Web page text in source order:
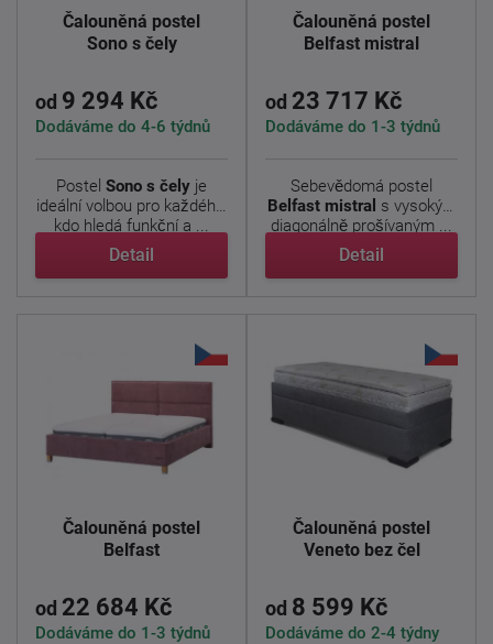
Čalouněná postel
Sono s čely
od 9 294 Kč
Dodáváme do 4-6 týdnů
Postel Sono s čely je
ideální volbou pro každého,
kdo hledá funkční a ...
Detail
Čalouněná postel
Belfast mistral
od 23 717 Kč
Dodáváme do 1-3 týdnů
Sebevědomá postel
Belfast mistral s vysokým
diagonálně prošívaným ...
Detail
Čalouněná postel
Belfast
od 22 684 Kč
Dodáváme do 1-3 týdnů
Čalouněná postel
Veneto bez čel
od 8 599 Kč
Dodáváme do 2-4 týdny